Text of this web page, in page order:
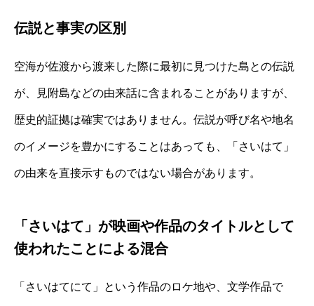
伝説と事実の区別
空海が佐渡から渡来した際に最初に見つけた島との伝説
が、見附島などの由来話に含まれることがありますが、
歴史的証拠は確実ではありません。伝説が呼び名や地名
のイメージを豊かにすることはあっても、「さいはて」
の由来を直接示すものではない場合があります。
「さいはて」が映画や作品のタイトルとして
使われたことによる混合
「さいはてにて」という作品のロケ地や、文学作品で